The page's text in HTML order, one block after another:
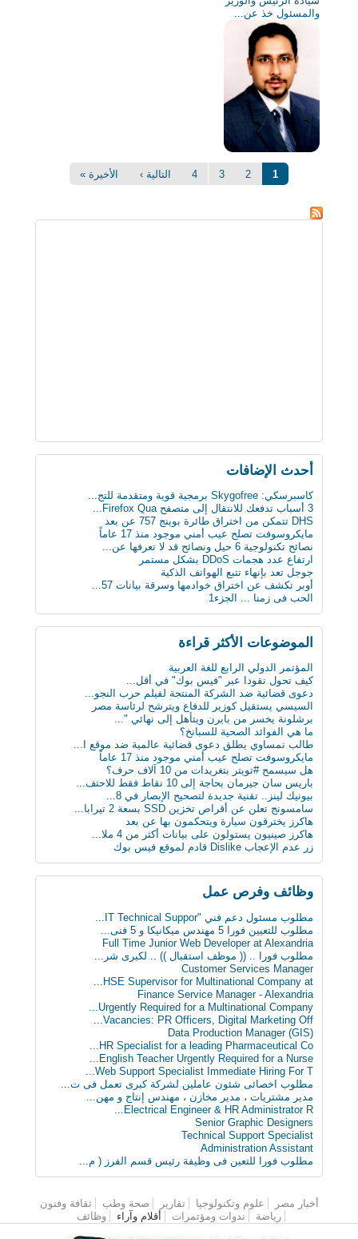
والمسئول خذ عن...
الصفحات
1
2
3
4 التالية › الأخيرة »
أحدث اﻹضافات
كاسبرسكي: Skygofree برمجية قوية ومتقدمة للتج...
3 أسباب تدفعك للانتقال إلى متصفح Firefox Qua...
DHS تتمكن من اختراق طائرة بوينج 757 عن بعد
مايكروسوفت تصلح عيب أمني موجود منذ 17 عاماً
نصائح تكنولوجية 6 حيل ونصائح قد لا تعرفها عن...
ارتفاع عدد هجمات DDoS بشكل مستمر
جوجل تعد بإنهاء تتبع الهواتف الذكية
أوبر تكشف عن اختراق خوادمها وسرقة بيانات 57...
الحب فى زمنا ... الجزء1
الثلج يشكل خطرا على حياة الرجل
لماذا يجب على الحوامل تجنب تناول الجبنة الطري...
بعد 3 عقود عدد الروبوتات سيفوق تعداد البشر بن...
أول ساعة ذكية للمكفوفين.. تحسس الرسائل على ال...
كيف تعطّل تحديث فيس بوك الذي أزعج الجميع؟
دراسة : كيلو عسل النحل يمنح طاقة تعادل 3 آلاف...
سن الأربعين لم يعد يمثل عائقا للزواج والإنجاب...
ثورة في عالم الطب: حبوب مبتكرة تنقل البيانات...
علماء يابانيون يكشفون الرابط بين قلة النوم وا...
دماغك قد يقتلك بسبب السكر
8 حيل ذكية تجعل حياتك أسهل
« ميادين المدن التاريخية ودورها في تأصيل الهو...
ابتكار طبي يستخدم سائلا غير الدم لقياس مستوى...
دراسة: المأكولات البحرية تطيل العمر
البدناء أكثر سعادة من غيرهم!
الموضوعات اﻷكثر قراءة
المؤتمر الدولي الرابع للغة العربية
كيف تحول نقودا عبر "فيس بوك" في أقل...
دعوى قضائية ضد الشركة المنتجة لفيلم حرب النجو...
السيسي يستقيل كوزير للدفاع ويترشح لرئاسة مصر
برشلونة يخسر من بايرن ويتأهل إلى نهائي "...
ما هي الفوائد الصحية للسبانخ؟
طالب نمساوي يطلق دعوى قضائية عالمية ضد موقع ا...
مايكروسوفت تصلح عيب أمني موجود منذ 17 عاماً
هل سيسمح #تويتر بتغريدات من 10 آلاف حرف؟
باريس سان جيرمان بحاجة إلى 10 نقاط فقط للاحتف...
بيونيك لينز.. تقنية جديدة لتصحيح الإبصار في 8...
سامسونج تعلن عن أقراص تخزين SSD بسعة 2 تيرابا...
هاكرز يخترقون سيارة ويتحكمون بها عن بعد
هاكرز صينيون يستولون على بيانات أكثر من 4 ملا...
زر عدم الإعجاب Dislike قادم لموقع فيس بوك
وظائف وفرص عمل
مطلوب مسئول دعم فني "IT Technical Suppor...
مطلوب للتعيين فورا 5 مهندس ميكانيكا و 5 فنى...
Full Time Junior Web Developer at Alexandria
مطلوب‬ فورا .. (( موظف استقبال )) .. لكبرى شر...
Customer Services Manager
HSE Supervisor for Multinational Company at...
Finance Service Manager - Alexandria
Urgently Required for a Multinational Company...
Vacancies: PR Officers, Digital Marketing Off...
Data Production Manager (GIS)
HR Specialist for a leading Pharmaceutical Co...
English Teacher Urgently Required for a Nurse...
Web Support Specialist Immediate Hiring For T...
مطلوب اخصائى شئون عاملين لشركة كبرى تعمل فى ت...
مدير مشتريات ، مدير مخازن ، مهندس إنتاج و مهن...
Electrical Engineer & HR Administrator R...
Senior Graphic Designers
Technical Support Specialist
Administration Assistant
مطلوب فورا للتعين فى وظيفة رئيس قسم الفرز ( م...
القائمة الرئيسية
أخبار مصر علوم وتكنولوجيا تقارير صحة وطب
ثقافة وفنون
رياضة
ندوات ومؤتمرات أقلام وآراء وظائف